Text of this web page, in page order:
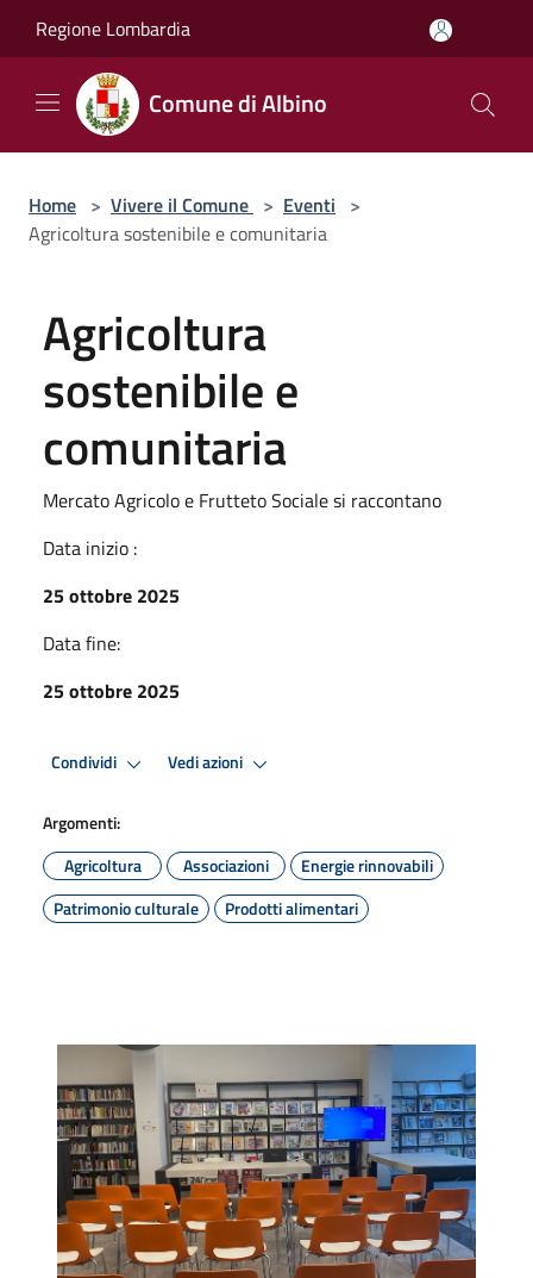
Regione Lombardia
Comune di Albino
Home > Vivere il Comune > Eventi >
Agricoltura sostenibile e comunitaria
Agricoltura
sostenibile e
comunitaria
Mercato Agricolo e Frutteto Sociale si raccontano
Data inizio :
25 ottobre 2025
Data fine:
25 ottobre 2025
Condividi Vedi azioni
Argomenti:
Agricoltura
Associazioni
Energie rinnovabili
Patrimonio culturale
Prodotti alimentari